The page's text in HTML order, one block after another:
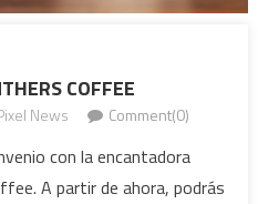
COFFEE
News Comment(0)
con la encantadora
A partir de ahora, podrás